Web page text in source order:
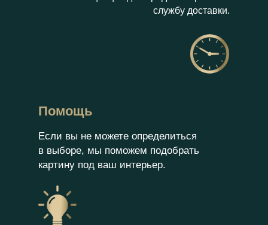
службу доставки.
Если вы не можете определиться
в выборе, мы поможем подобрать
картину под ваш интерьер.
Помощь